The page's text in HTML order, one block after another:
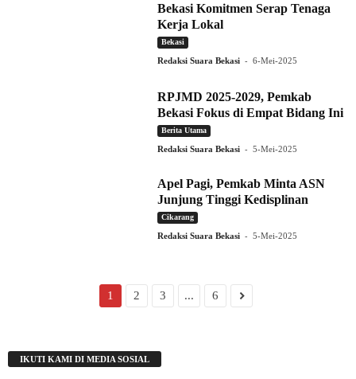
Bekasi Komitmen Serap Tenaga
Kerja Lokal
Bekasi
Redaksi Suara Bekasi - 6-Mei-2025
RPJMD 2025-2029, Pemkab
Bekasi Fokus di Empat Bidang Ini
Berita Utama
Redaksi Suara Bekasi - 5-Mei-2025
Apel Pagi, Pemkab Minta ASN
Junjung Tinggi Kedisplinan
Cikarang
Redaksi Suara Bekasi - 5-Mei-2025
1 2 3 ... 6
IKUTI KAMI DI MEDIA SOSIAL